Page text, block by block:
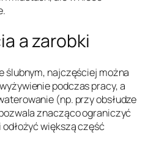
a zarobki
ślubnym, najczęściej można
podczas pracy, a
(np. przy obsłudze
znacząco ograniczyć
większą część